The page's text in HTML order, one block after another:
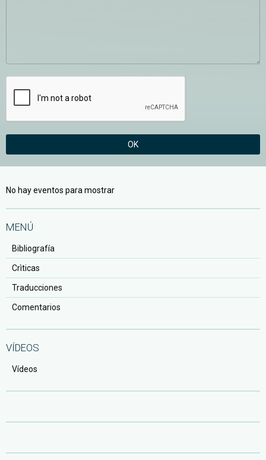
OK
No hay eventos para mostrar
MENÚ
Bibliografía
Crìticas
Traducciones
Comentarios
VÍDEOS
Vídeos